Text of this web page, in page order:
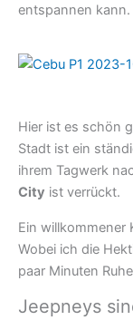
entspannen kann.
Hier ist es schön
Stadt ist ein
ihrem Tagwerk
City ist verrückt.
Ein willkommener
Wobei ich die
paar Minuten
Jeepneys